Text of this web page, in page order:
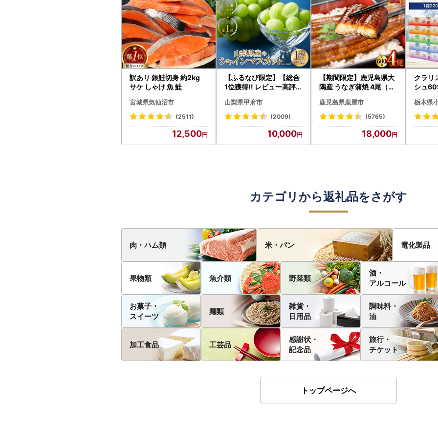
訳あり 銀鮭切身 約2kg
サケ しゃけ 魚 鮭
宮城県気仙沼市
(2511)
12,500
【ふるなび限定】【総合
1位獲得!! レビュー高評価
〉山梨県産 シャインマス
カット 2～3房（1.0kg以
N-Limited-SP
山梨県甲府市
(2009)
10,000
【期間限定】鹿児島県大
隅産 うなぎ蒲焼 4尾（60
cp18 うなぎ 鰻 魚 惣菜 総
菜
鹿児島県鹿屋市
(5765)
18,000
クラリ
シュ
ト)【
・沖縄
栃木県
カテゴリから返礼品をさがす
肉・ハム類 米・パン 電化製品
果物類 魚介類 野菜類
酒・
アルコール
お菓子・
スイーツ
麺類
雑貨・
日用品
調味料・
油
加工食品 工芸品
感謝状・
記念品
旅行・
チケット
トップページへ